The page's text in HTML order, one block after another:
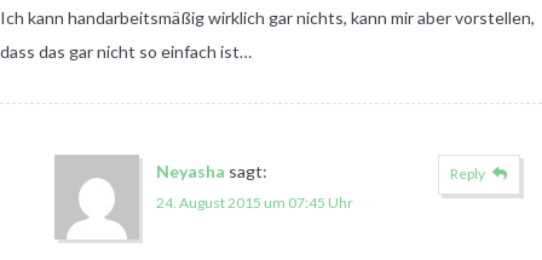
Ich kann handarbeitsmäßig wirklich gar nichts, kann mir aber vorstellen,
dass das gar nicht so einfach ist…
Neyasha sagt:
24. August 2015 um 07:45 Uhr
Reply